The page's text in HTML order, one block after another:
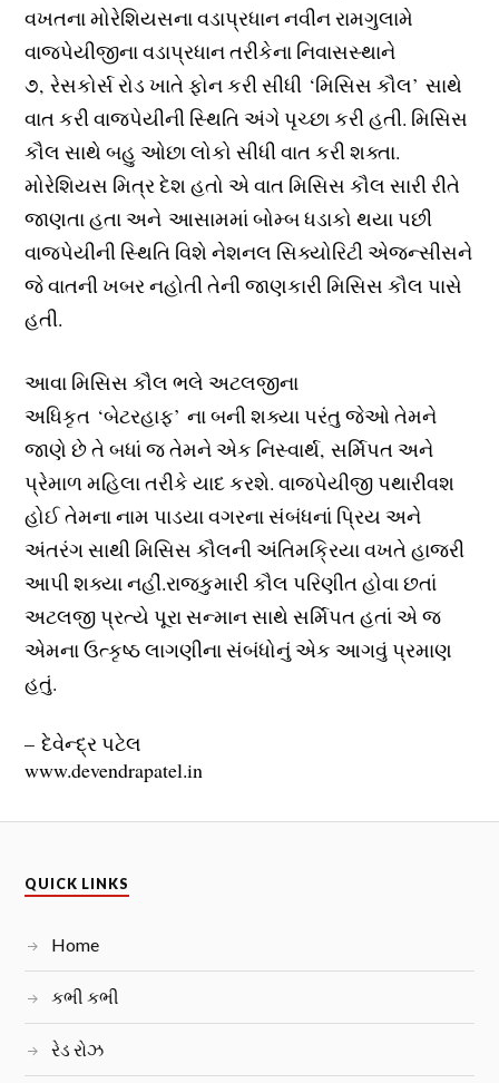
વખતના મોરેશિયસના વડાપ્રધાન નવીન રામગુલામે
વાજપેયીજીના વડાપ્રધાન તરીકેના નિવાસસ્થાને
૭, રેસકોર્સ રોડ ખાતે ફોન કરી સીધી ‘મિસિસ કૌલ’ સાથે
વાત કરી વાજપેયીની સ્થિતિ અંગે પૃચ્છા કરી હતી. મિસિસ
કૌલ સાથે બહુ ઓછા લોકો સીધી વાત કરી શક્તા.
મોરેશિયસ મિત્ર દેશ હતો એ વાત મિસિસ કૌલ સારી રીતે
જાણતા હતા અને આસામમાં બોમ્બ ધડાકો થયા પછી
વાજપેયીની સ્થિતિ વિશે નેશનલ સિક્યોરિટી એજન્સીસને
જે વાતની ખબર નહોતી તેની જાણકારી મિસિસ કૌલ પાસે
હતી.
આવા મિસિસ કૌલ ભલે અટલજીના
અધિકૃત ‘બેટરહાફ’ ના બની શક્યા પરંતુ જેઓ તેમને
જાણે છે તે બધાં જ તેમને એક નિસ્વાર્થ, સર્મિપત અને
પ્રેમાળ મહિલા તરીકે યાદ કરશે. વાજપેયીજી પથારીવશ
હોઈ તેમના નામ પાડયા વગરના સંબંધનાં પ્રિય અને
અંતરંગ સાથી મિસિસ કૌલની અંતિમક્રિયા વખતે હાજરી
આપી શક્યા નહીં.રાજકુમારી કૌલ પરિણીત હોવા છતાં
અટલજી પ્રત્યે પૂરા સન્માન સાથે સર્મિપત હતાં એ જ
એમના ઉત્કૃષ્ઠ લાગણીના સંબંધોનું એક આગવું પ્રમાણ
હતું.
– દેવેન્દ્ર પટેલ
www.devendrapatel.in
QUICK LINKS
Home
કભી કભી
રેડ રોઝ